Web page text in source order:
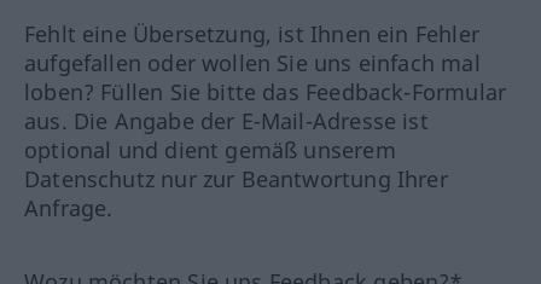
Fehlt eine Übersetzung, ist Ihnen ein Fehler
aufgefallen oder wollen Sie uns einfach mal
loben? Füllen Sie bitte das Feedback-Formular
aus. Die Angabe der E-Mail-Adresse ist
optional und dient gemäß unserem
Datenschutz nur zur Beantwortung Ihrer
Anfrage.